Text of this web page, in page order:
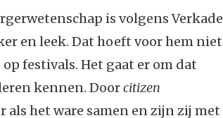
is volgens Verkade
en leek. Dat hoeft voor hem niet
festivals. Het gaat er om dat
kennen. Doorcitizen
het ware samen en zijn zij met